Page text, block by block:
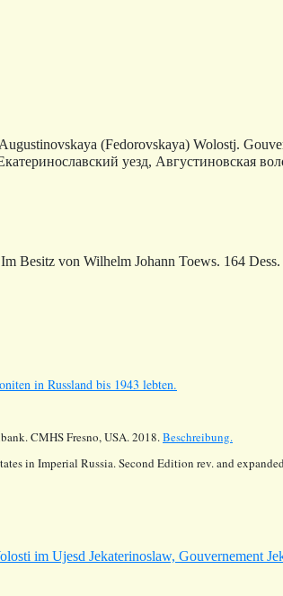
(Fedorovskaya) Wolostj.
уезд, Августиновская
Besitz von Wilhelm Johann Toews. 164 Dess.
in Russland bis 1943 lebten.
CMHS Fresno, USA. 2018.Beschreibung.
in Imperial Russia. Second Edition rev. and
im Ujesd Jekaterinoslaw, Gouvernement